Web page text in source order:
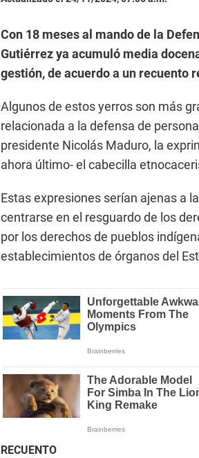
Con 18 meses al mando de la
Gutiérrez ya acumuló media
gestión, de acuerdo a un recuento
Algunos de estos yerros son más
relacionada a la defensa de
presidente Nicolás Maduro, la
ahora último- el cabecilla
Estas expresiones serían ajenas a
centrarse en el resguardo de los
por los derechos de pueblos
establecimientos de órganos del
RECUENTO